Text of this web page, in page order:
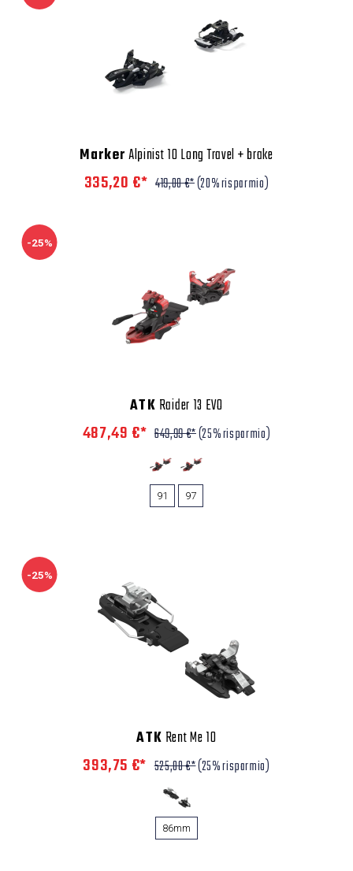
MarkerAlpinist 10 Long Travel + brake
335,20 €* 419,00 €*(20% risparmio)
-25%
ATK Raider 13 EVO
487,49 €* 649,99 €*(25% risparmio)
91 97
-25%
ATK Rent Me 10
393,75 €* 525,00 €*(25% risparmio)
86mm